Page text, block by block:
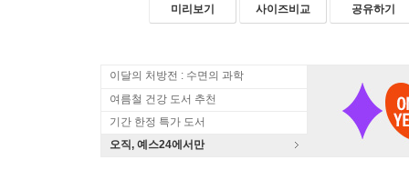
미리보기 사이즈비교 공유하기
이달의 처방전 : 수면의 과학
여름철 건강 도서 추천
기간 한정 특가 도서
오직, 예스24에서만